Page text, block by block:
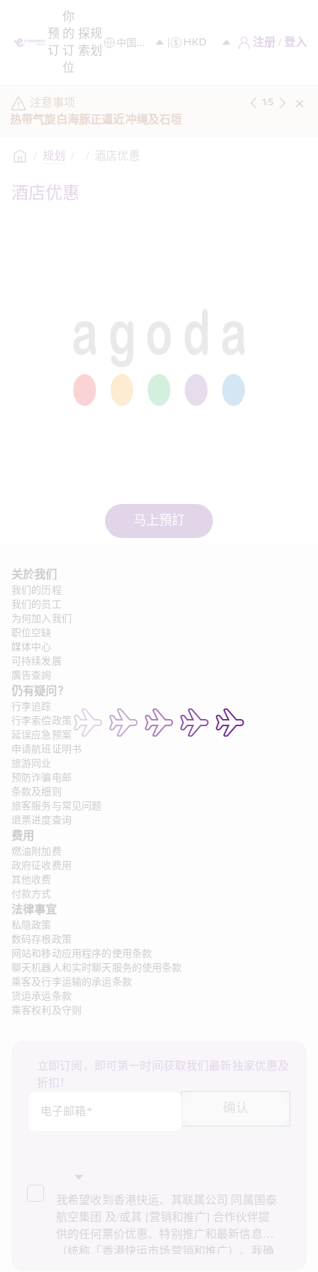
预
订
你
的
订
位
探
索
规
划
注册 / 登入
注意事项
热带气旋白海豚正逼近冲绳及石垣
1/5
/ 规划 / / 酒店优惠
酒店优惠
马上預訂
关於我们
我们的历程
我们的员工
为何加入我们
职位空缺
媒体中心
可持续发展
廣告查詢
仍有疑问？
行李追踪
行李索偿政策
延误应急预案
申请航班证明书
旅游同业
预防诈骗电邮
条款及细则
旅客服务与常见问题
退票进度查询
费用
燃油附加费
政府征收费用
其他收费
付款方式
法律事宜
私隐政策
数码存根政策
网站和移动应用程序的使用条款
聊天机器人和实时聊天服务的使用条款
乘客及行李运输的承运条款
货运承运条款
乘客权利及守则
立即订阅，即可第一时间获取我们最新独家优惠及
折扣！
电子邮箱*
确认
我希望收到香港快运、其联属公司 同属国泰
航空集团 及/或其 [营销和推广] 合作伙伴提
供的任何票价优惠、特别推广和最新信息
（统称「香港快运市场营销和推广）。我确